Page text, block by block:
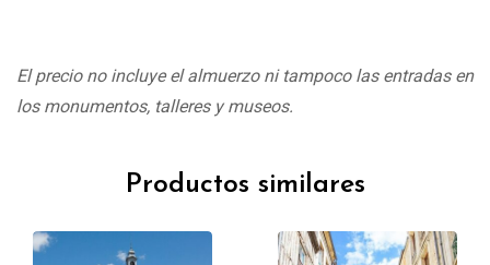
El precio no incluye el almuerzo ni tampoco las entradas en
los monumentos, talleres y museos.
Productos similares